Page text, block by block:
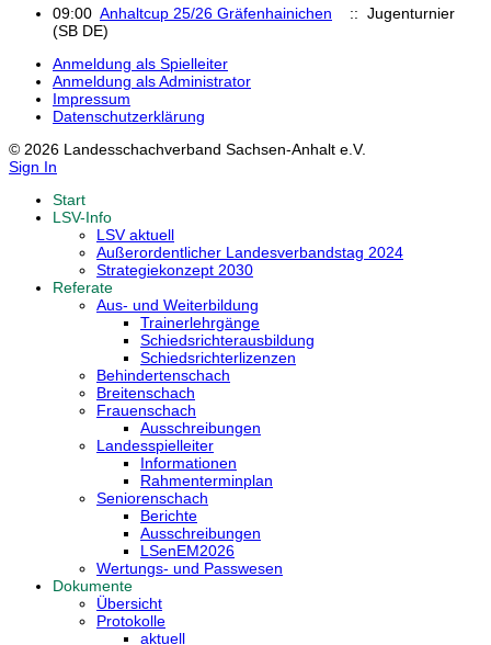
09:00 Anhaltcup 25/26 Gräfenhainichen
:: Jugenturnier
(SB DE)
Anmeldung als Spielleiter
Anmeldung als Administrator
Impressum
Datenschutzerklärung
© 2026 Landesschachverband Sachsen-Anhalt e.V.
Sign In
Start
LSV-Info
LSV aktuell
Außerordentlicher Landesverbandstag 2024
Strategiekonzept 2030
Referate
Aus- und Weiterbildung
Trainerlehrgänge
Schiedsrichterausbildung
Schiedsrichterlizenzen
Behindertenschach
Breitenschach
Frauenschach
Ausschreibungen
Landesspielleiter
Informationen
Rahmenterminplan
Seniorenschach
Berichte
Ausschreibungen
LSenEM2026
Wertungs- und Passwesen
Dokumente
Übersicht
Protokolle
aktuell